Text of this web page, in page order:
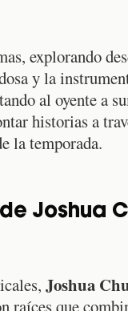
explorando
y la
al oyente a
historias a
la temporada.
Joshua
Joshua
raíces que